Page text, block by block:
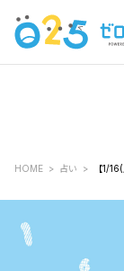
HOME 占い 【1/